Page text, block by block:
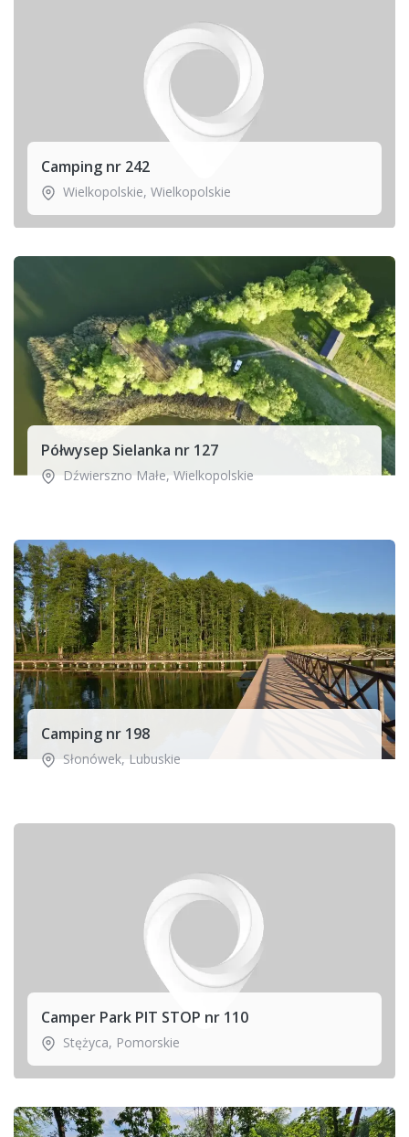
Camping nr 242
Wielkopolskie, Wielkopolskie
Półwysep Sielanka nr 127
Dźwierszno Małe, Wielkopolskie
Camping nr 198
Słonówek,Lubuskie
Camper Park PIT STOP nr 110
Stężyca, Pomorskie